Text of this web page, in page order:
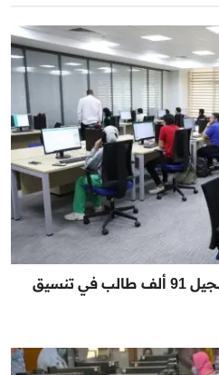
التعليم العالي يكشف عن تسجيل 91 ألف طالب في تنسيق